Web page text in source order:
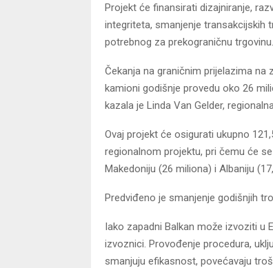
Projekt će finansirati dizajniranje,
integriteta, smanjenje transakcijskih
potrebnog za prekograničnu trgovinu.
Čekanja na graničnim prijelazima
kamioni godišnje provedu oko 26
kazala je Linda Van Gelder,
Ovaj projekt će osigurati ukupno
regionalnom projektu, pri čemu će
Makedoniju (26 miliona) i Albaniju
Predviđeno je smanjenje godišnjih
Iako zapadni Balkan može izvoziti u
izvoznici. Provođenje procedura,
smanjuju efikasnost, povećavaju